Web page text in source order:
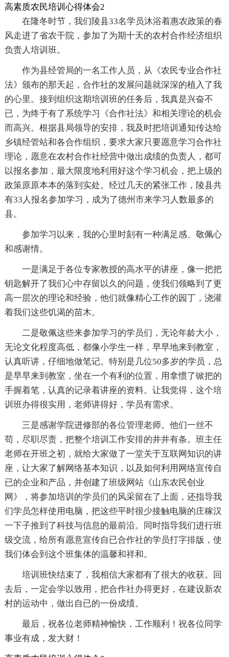
高素质农民培训心得体会2
在隆冬时节，我们陵县33名学员沐浴着惠农政策的春
风走进了省农干院，参加了为期十天的农村合作经济组织
负责人培训班。
作为县经管局的一名工作人员，从《农民专业合作社
法》颁布的那天起，合作社的发展问题就深深的植入了我
的心里。接到组织这期培训班的任务后，我真是兴奋不
已，为终于有了系统学习《合作社法》和相关理论的机会
而高兴。根据县局领导的安排，我及时把培训通知传达给
乡镇经管站和各合作组织，要求大家只要愿意学习合作社
理论，愿意在农村合作社经营中做出成绩的负责人，都可
以报名参加，最大限度地利用好这个学习机会，把上级的
政策原原本本的落到实处。经过几天的紧张工作，陵县共
有33人报名参加学习，成为了德州市来学习人数最多的
县。
参加学习以来，我的心里时刻有一种满足感、敬佩心
和感谢情。
一是满足于各位专家教授的高水平的讲座，像一把把
钥匙解开了我们心中存留以久的问题，使我们领略到了更
高一层次的理论和经验，他们就像精心工作的园丁，浇灌
着我们这些饥渴的苗木。
二是敬佩这些来参加学习的学员们，无论年龄大小，
无论文化程度高低，都像小学生一样，早早地来到教室，
认真听讲，仔细地做笔记。特别是几位50多岁的学员，总
是早早来到教室，坐在一个有利的位置，用拿惯了锨把的
手握着笔，认真的记录着讲座的资料。让我觉得，这个培
训班办得很实用，老师讲得好，学员有需求。
三是感谢学院进修部的各位管理老师。他们一丝不
苟，尽职尽责，把整个培训工作安排的井井有条。班主任
老师在开班之初，就给大家做了一堂关于互联网知识的讲
座，让大家了解网络基本知识，以及如何利用网络宣传自
已的企业和产品，并创建了班级网站《山东农民创业
网》，将参加培训的学员们的风采留在了上面，还指导我
们学员怎样使用电脑，把这些平时很少接触电脑的庄稼汉
一下子推到了科技与信息的最前沿。同时指导我们进行班
级交流，给所有愿意宣传自已合作社的学员打字排版，使
我们体会到这个班集体的温馨和祥和。
培训班快结束了，我相信大家都有了很大的收获。回
去后，一定会学以致用，把合作社办得更好，在建设新农
村的运动中，做出自已的一份成绩。
最后，祝各位老师精神愉快，工作顺利！祝各位同学
事业有成，发大财！